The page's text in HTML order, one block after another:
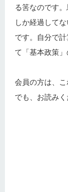
る筈なのです
しか経過して
です。自分で
て「基本政策
会員の方は、
でも、お読みく